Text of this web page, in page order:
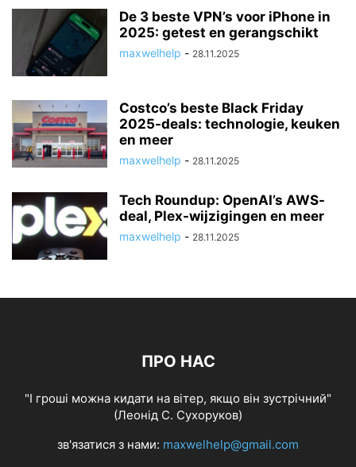
De 3 beste VPN’s voor iPhone in
2025: getest en gerangschikt
maxwelhelp - 28.11.2025
Costco’s beste Black Friday
2025-deals: technologie, keuken
en meer
maxwelhelp - 28.11.2025
Tech Roundup: OpenAI’s AWS-
deal, Plex-wijzigingen en meer
maxwelhelp - 28.11.2025
ПРО НАС
"І гроші можна кидати на вітер, якщо він зустрічний"
(Леонід С. Сухоруков)
зв'язатися з нами: maxwelhelp@gmail.com